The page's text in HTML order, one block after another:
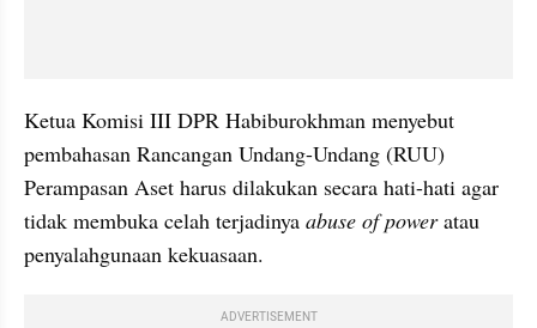
Ketua Komisi III DPR Habiburokhman menyebut
pembahasan Rancangan Undang-Undang (RUU)
Perampasan Aset harus dilakukan secara hati-hati agar
tidak membuka celah terjadinya abuse of power atau
penyalahgunaan kekuasaan.
ADVERTISEMENT